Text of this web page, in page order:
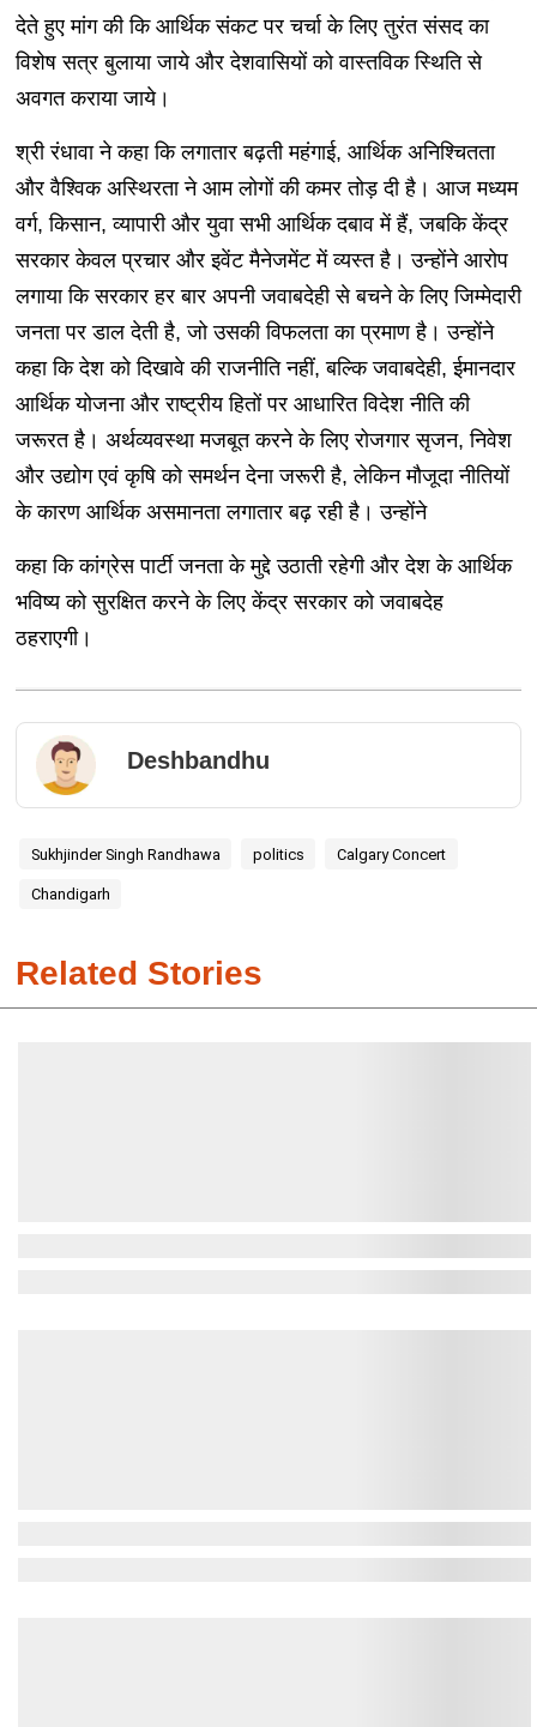
देते हुए मांग की कि आर्थिक संकट पर चर्चा के लिए तुरंत संसद का
विशेष सत्र बुलाया जाये और देशवासियों को वास्तविक स्थिति से
अवगत कराया जाये।
श्री रंधावा ने कहा कि लगातार बढ़ती महंगाई, आर्थिक अनिश्चितता
और वैश्विक अस्थिरता ने आम लोगों की कमर तोड़ दी है। आज मध्यम
वर्ग, किसान, व्यापारी और युवा सभी आर्थिक दबाव में हैं, जबकि केंद्र
सरकार केवल प्रचार और इवेंट मैनेजमेंट में व्यस्त है। उन्होंने आरोप
लगाया कि सरकार हर बार अपनी जवाबदेही से बचने के लिए जिम्मेदारी
जनता पर डाल देती है, जो उसकी विफलता का प्रमाण है। उन्होंने
कहा कि देश को दिखावे की राजनीति नहीं, बल्कि जवाबदेही, ईमानदार
आर्थिक योजना और राष्ट्रीय हितों पर आधारित विदेश नीति की
जरूरत है। अर्थव्यवस्था मजबूत करने के लिए रोजगार सृजन, निवेश
और उद्योग एवं कृषि को समर्थन देना जरूरी है, लेकिन मौजूदा नीतियों
के कारण आर्थिक असमानता लगातार बढ़ रही है। उन्होंने
कहा कि कांग्रेस पार्टी जनता के मुद्दे उठाती रहेगी और देश के आर्थिक
भविष्य को सुरक्षित करने के लिए केंद्र सरकार को जवाबदेह
ठहराएगी।
Deshbandhu
Sukhjinder Singh Randhawa politics Calgary Concert
Chandigarh
Related Stories